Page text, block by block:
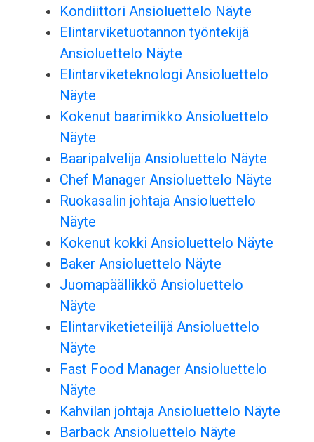
Kondiittori Ansioluettelo Näyte
Elintarviketuotannon työntekijä
Ansioluettelo Näyte
Elintarviketeknologi Ansioluettelo
Näyte
Kokenut baarimikko Ansioluettelo
Näyte
Baaripalvelija Ansioluettelo Näyte
Chef Manager Ansioluettelo Näyte
Ruokasalin johtaja Ansioluettelo
Näyte
Kokenut kokki Ansioluettelo Näyte
Baker Ansioluettelo Näyte
Juomapäällikkö Ansioluettelo
Näyte
Elintarviketieteilijä Ansioluettelo
Näyte
Fast Food Manager Ansioluettelo
Näyte
Kahvilan johtaja Ansioluettelo Näyte
Barback Ansioluettelo Näyte